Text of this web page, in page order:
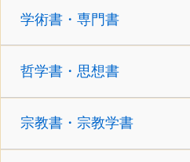
学術書・専門書
哲学書・思想書
宗教書・宗教学書